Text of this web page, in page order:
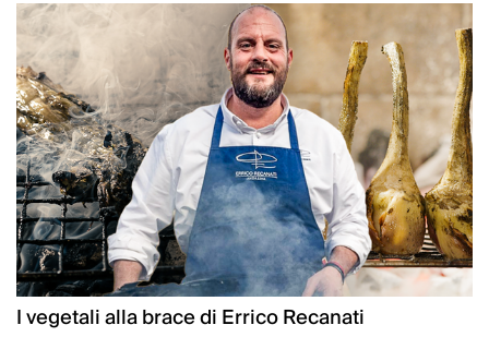
I vegetali alla brace di Errico Recanati